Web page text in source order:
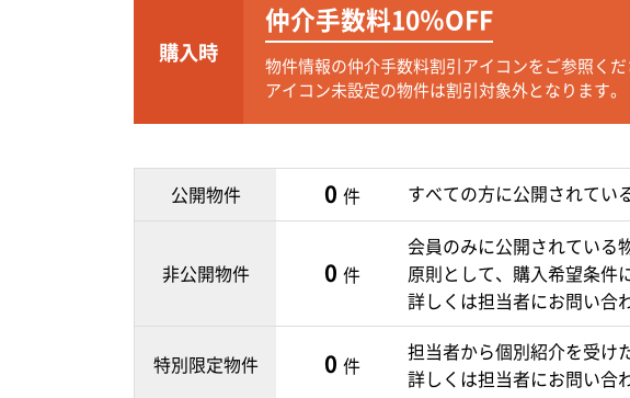
購入時
仲介手数料10％OFF
物件情報の仲介手数料割引アイコンをご参照くだ
アイコン未設定の物件は割引対象外となります。
公開物件 0 件 すべての方に公開されてい
非公開物件 0 件
会員のみに公開されている
原則として、購入希望条件
詳しくは担当者にお問い合
特別限定物件 0 件
担当者から個別紹介を受け
詳しくは担当者にお問い合